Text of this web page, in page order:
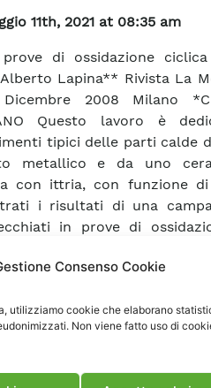
Consenso Cookie
utilizziamo cookie che elaborano
Non viene fatto uso di
11th, 2021 at 08:35 am
di ossidazione ciclica
Lapina** Rivista La
2008 Milano
Questo lavoro è
tipici delle parti calde
metallico e da uno
con ittria, con funzione
i risultati di una
in prove di
sottoposti ad analisi
di degrado indotti
una tecnica di
elettrochimica)
La variazione degli
sensibilità della tecnica